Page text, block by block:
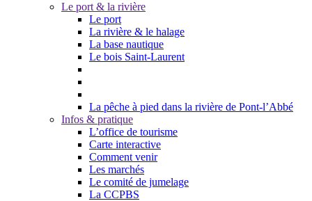
Le port & la rivière
Le port
La rivière & le halage
La base nautique
Le bois Saint-Laurent
La pêche à pied dans la rivière de Pont-l’Abbé
Infos & pratique
L’office de tourisme
Carte interactive
Comment venir
Les marchés
Le comité de jumelage
La CCPBS